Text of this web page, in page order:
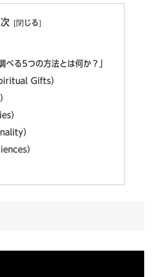
べる5つの方法とは何か？」
Gifts）
）
）
）